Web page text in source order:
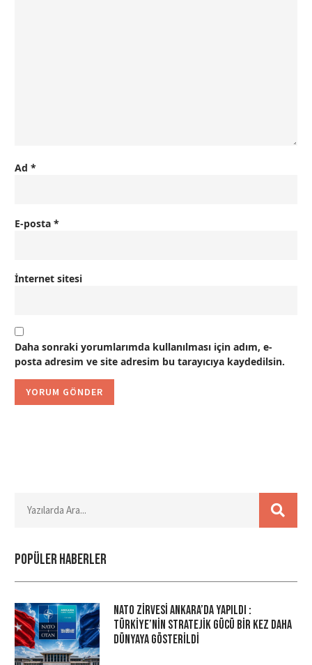
Ad *
E-posta *
İnternet sitesi
Daha sonraki yorumlarımda kullanılması için adım, e-
posta adresim ve site adresim bu tarayıcıya kaydedilsin.
Popüler haberler
NATO Zirvesi Ankara’da Yapıldı :
Türkiye’nin Stratejik Gücü Bir Kez Daha
Dünyaya Gösterildi